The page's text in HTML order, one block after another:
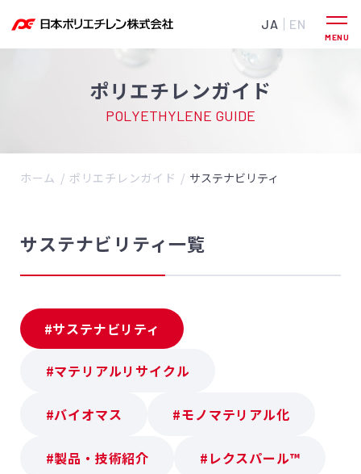
JA EN
ポリエチレンガイド
POLYETHYLENE GUIDE
ホーム ポリエチレンガイド サステナビリティ
サステナビリティ一覧
#サステナビリティ
#マテリアルリサイクル
#バイオマス #モノマテリアル化
#製品・技術紹介 #レクスパール™